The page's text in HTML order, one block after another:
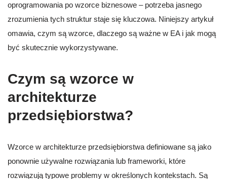
oprogramowania po wzorce biznesowe – potrzeba jasnego
zrozumienia tych struktur staje się kluczowa. Niniejszy artykuł
omawia, czym są wzorce, dlaczego są ważne w EA i jak mogą
być skutecznie wykorzystywane.
Czym są wzorce w
architekturze
przedsiębiorstwa?
Wzorce w architekturze przedsiębiorstwa definiowane są jako
ponownie używalne rozwiązania lub frameworki, które
rozwiązują typowe problemy w określonych kontekstach. Są